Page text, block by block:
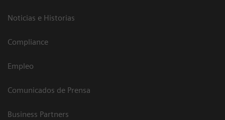
Noticias e Historias
Compliance
Empleo
Comunicados de Prensa
Business Partners